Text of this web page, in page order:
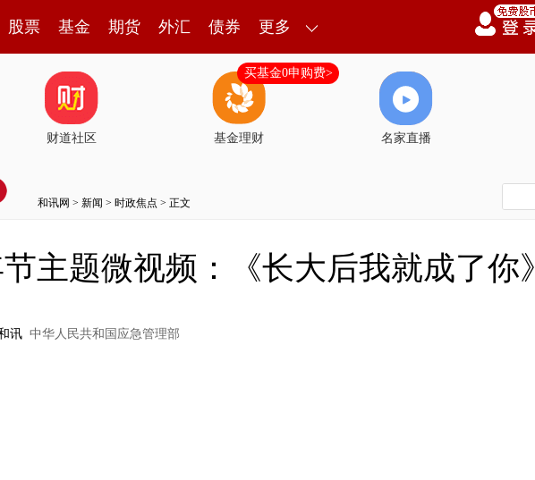
股票 基金 期货 外汇 债券 更多
财道社区 基金理财
买基金0申购费>
名家直播
和讯网 > 新闻 > 时政焦点 > 正文
主题微视频：《长大后我就成了你》
讯 中华人民共和国应急管理部